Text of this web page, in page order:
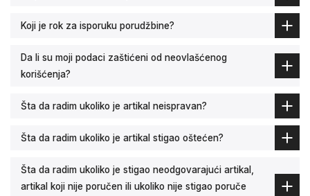
Koji je rok za isporuku porudžbine?
Da li su moji podaci zaštićeni od neovlašćenog
korišćenja?
Šta da radim ukoliko je artikal neispravan?
Šta da radim ukoliko je artikal stigao oštećen?
Šta da radim ukoliko je stigao neodgovarajući artikal,
artikal koji nije poručen ili ukoliko nije stigao poruče